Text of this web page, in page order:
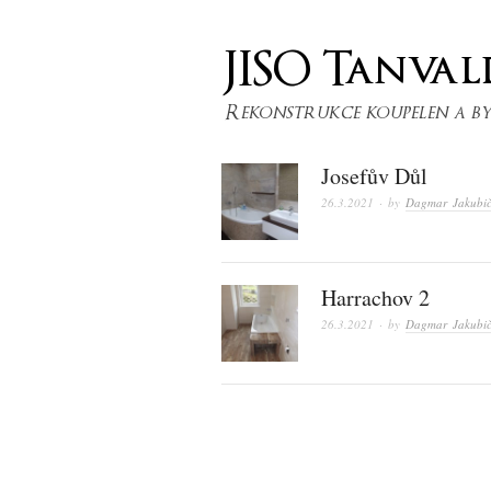
Josefův Důl
26.3.2021 · byDagmar
Harrachov 2
26.3.2021 · byDagmar